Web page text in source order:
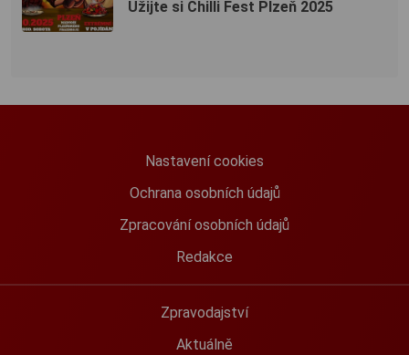
Užijte si Chilli Fest Plzeň 2025
Nastavení cookies
Ochrana osobních údajů
Zpracování osobních údajů
Redakce
Zpravodajství
Aktuálně